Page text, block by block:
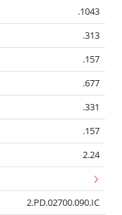
.1043
.313
.157
.677
.331
.157
2.24
2.PD.02700.090.IC